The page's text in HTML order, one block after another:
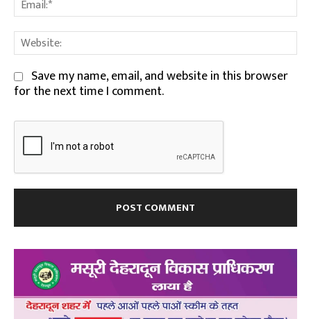
Save my name, email, and website in this browser
for the next time I comment.